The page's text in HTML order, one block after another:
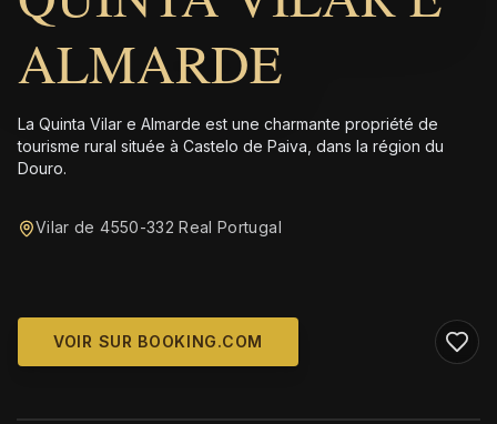
ALMARDE
La Quinta Vilar e Almarde est une charmante propriété de
tourisme rural située à Castelo de Paiva, dans la région du
Douro.
Vilar de 4550-332 Real Portugal
VOIR SUR BOOKING.COM